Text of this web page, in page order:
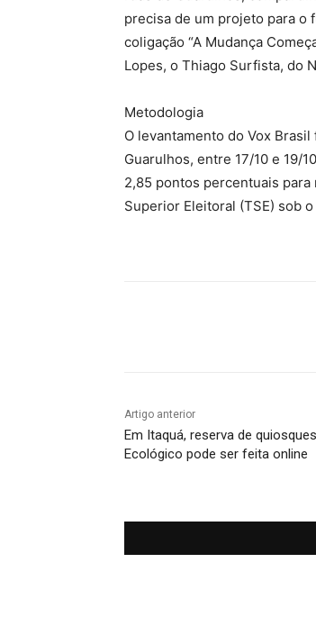
precisa de um projeto para o
coligação “A Mudança
Lopes, o Thiago Surfista, do
Metodologia
O levantamento do Vox
Guarulhos, entre 17/10 e 19/
2,85 pontos percentuais
Superior Eleitoral (TSE) sob
Artigo anterior
Em Itaquá, reserva de
Ecológico pode ser feita online